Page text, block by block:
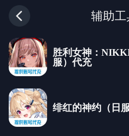
辅助工
胜利女神：
服）代充
绯红的神约（日